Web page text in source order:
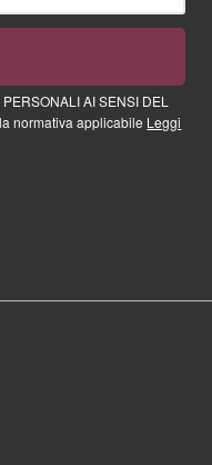
AI SENSI DEL
normativa applicabile Leggi